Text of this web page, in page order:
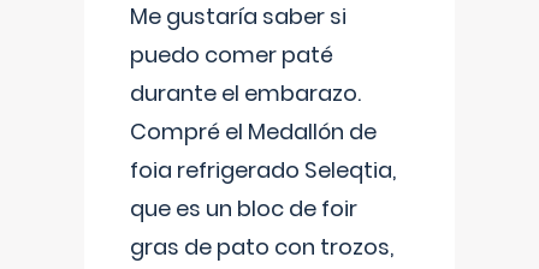
Me gustaría saber si
puedo comer paté
durante el embarazo.
Compré el Medallón de
foia refrigerado Seleqtia,
que es un bloc de foir
gras de pato con trozos,